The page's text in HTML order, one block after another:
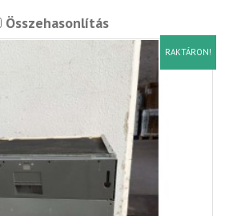
Összehasonlítás
RAKTÁRON!